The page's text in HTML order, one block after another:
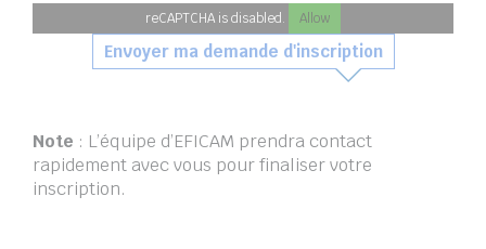
reCAPTCHA is disabled. Allow
Envoyer ma demande d'inscription
Note : L’équipe d’EFICAM prendra contact
rapidement avec vous pour finaliser votre
inscription.